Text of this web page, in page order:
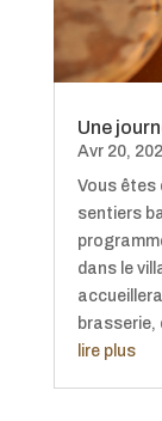
Une
Avr 20,
Vous êtes
sentiers
dans le
brasserie,
lire plus